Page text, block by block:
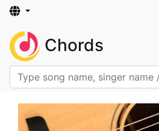
Chords